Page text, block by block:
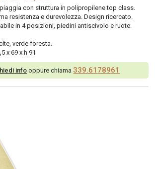
con struttura in polipropilene top class.
resistenza e durevolezza. Design ricercato.
in 4 posizioni, piedini antiscivolo e ruote.
verde foresta.
x 69 x h 91
info oppure chiama 339.6178961